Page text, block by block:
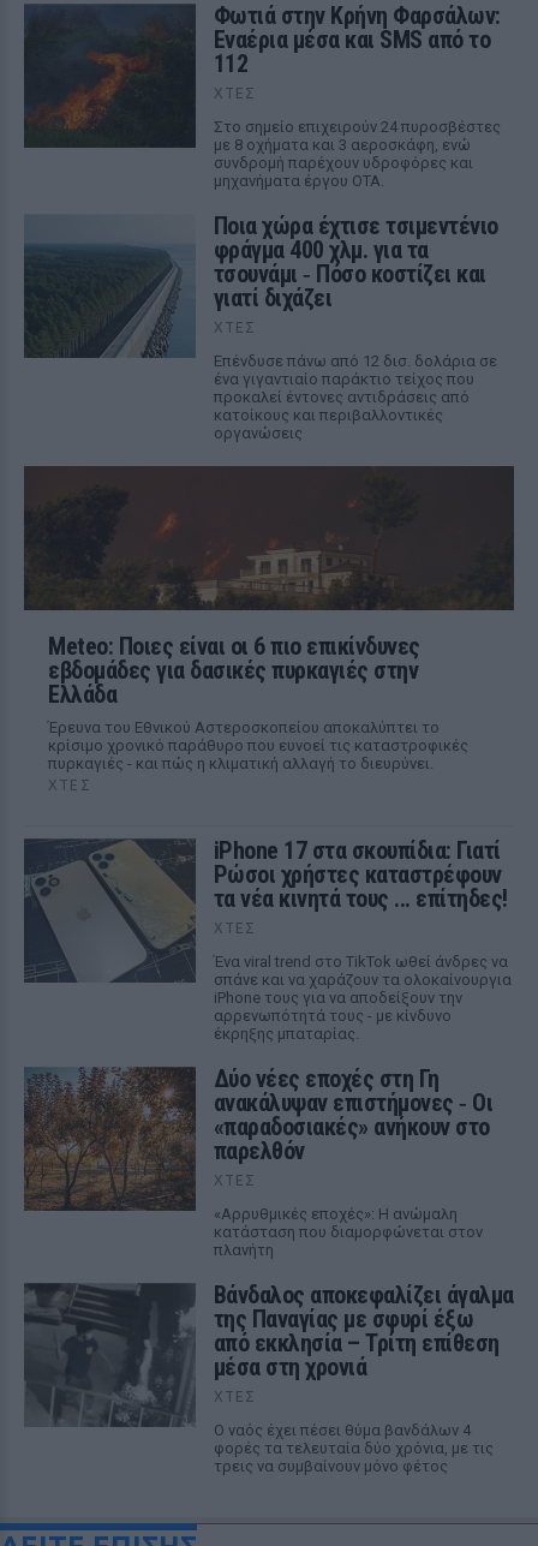
Φωτιά στην Κρήνη Φαρσάλων:
Εναέρια μέσα και SMS από το
112
ΧΤΕΣ
Στο σημείο επιχειρούν 24 πυροσβέστες
με 8 οχήματα και 3 αεροσκάφη, ενώ
συνδρομή παρέχουν υδροφόρες και
μηχανήματα έργου ΟΤΑ.
Ποια χώρα έχτισε τσιμεντένιο
φράγμα 400 χλμ. για τα
τσουνάμι ‑ Πόσο κοστίζει και
γιατί διχάζει
ΧΤΕΣ
Επένδυσε πάνω από 12 δισ. δολάρια σε
ένα γιγαντιαίο παράκτιο τείχος που
προκαλεί έντονες αντιδράσεις από
κατοίκους και περιβαλλοντικές
οργανώσεις
Meteo: Ποιες είναι οι 6 πιο επικίνδυνες
εβδομάδες για δασικές πυρκαγιές στην
Ελλάδα
Έρευνα του Εθνικού Αστεροσκοπείου αποκαλύπτει το
κρίσιμο χρονικό παράθυρο που ευνοεί τις καταστροφικές
πυρκαγιές - και πώς η κλιματική αλλαγή το διευρύνει.
ΧΤΕΣ
iPhone 17 στα σκουπίδια: Γιατί
Ρώσοι χρήστες καταστρέφουν
τα νέα κινητά τους ... επίτηδες!
ΧΤΕΣ
Ένα viral trend στο TikTok ωθεί άνδρες να
σπάνε και να χαράζουν τα ολοκαίνουργια
iPhone τους για να αποδείξουν την
αρρενωπότητά τους - με κίνδυνο
έκρηξης μπαταρίας.
Δύο νέες εποχές στη Γη
ανακάλυψαν επιστήμονες ‑ Oι
«παραδοσιακές» ανήκουν στο
παρελθόν
ΧΤΕΣ
«Αρρυθμικές εποχές»: Η ανώμαλη
κατάσταση που διαμορφώνεται στον
πλανήτη
Βάνδαλος αποκεφαλίζει άγαλμα
της Παναγίας με σφυρί έξω
από εκκλησία – Τρίτη επίθεση
μέσα στη χρονιά
ΧΤΕΣ
Ο ναός έχει πέσει θύμα βανδάλων 4
φορές τα τελευταία δύο χρόνια, με τις
τρεις να συμβαίνουν μόνο φέτος